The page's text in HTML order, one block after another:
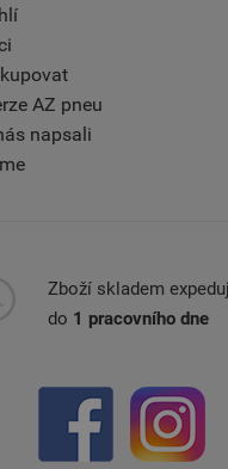
AZ pneu
napsali
Zboží skladem
do 1 pracovního dne